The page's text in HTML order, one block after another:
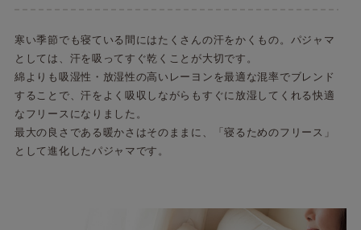
寒い季節でも寝ている間にはたくさんの汗をかくもの。パジャマ
としては、汗を吸ってすぐ乾くことが大切です。
綿よりも吸湿性・放湿性の高いレーヨンを最適な混率でブレンド
することで、汗をよく吸収しながらもすぐに放湿してくれる快適
なフリースになりました。
最大の良さである暖かさはそのままに、「寝るためのフリース」
として進化したパジャマです。